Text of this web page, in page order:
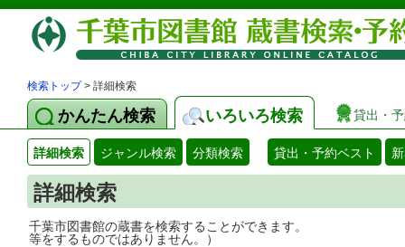
検索トップ> 詳細検索
かんたん検索 いろいろ検索 貸出・
詳細検索 ジャンル検索 分類検索 貸出・予約ベスト
詳細検索
千葉市図書館の蔵書を検索することがで
等をするものではありません。）